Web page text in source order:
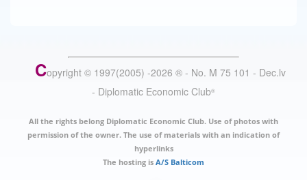
Copyright © 1997(2005) -2026 ® - No. M 75 101 - Dec.lv
- Diplomatic Economic Club®
All the rights belong Diplomatic Economic Club. Use of photos with
permission of the owner. The use of materials with an indication of
hyperlinks
The hosting is A/S Balticom